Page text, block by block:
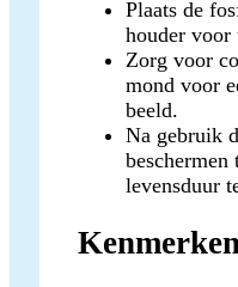
Plaats de
houder voor
Zorg voor
mond voor
beeld.
Na gebruik
levensduur